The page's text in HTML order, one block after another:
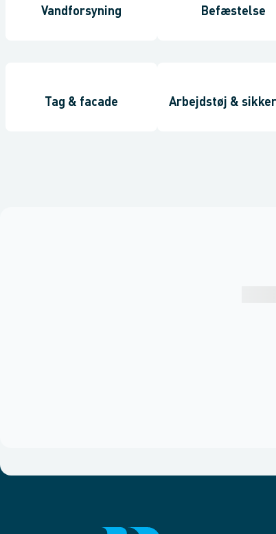
Vandforsyning Befæstelse
Tag & facade Arbejdstøj &